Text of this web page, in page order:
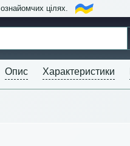
цілях.
Опис Характеристики